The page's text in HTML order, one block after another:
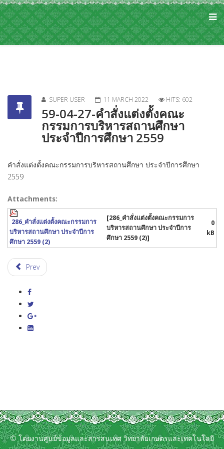
SUPER USER 11 MARCH 2022 HITS: 602
59-04-27-คำสั่งแต่งตั้งคณะ
กรรมการบริหารสถานศึกษา
ประจำปีการศึกษา 2559
คำสั่งแต่งตั้งคณะกรรมการบริหารสถานศึกษา ประจำปีการศึกษา
2559
Attachments:
286_คำสั่งแต่งตั้งคณะกรรมการ
บริหารสถานศึกษา ประจำปีการ
ศึกษา 2559 (2)
[286_คำสั่งแต่งตั้งคณะกรรมการ
บริหารสถานศึกษา ประจำปีการ
ศึกษา 2559 (2)]
0
kB
Prev
© โดยงานศูนย์ข้อมูลและสารสนเทศ วิทยาลัยเกษตรและเทคโนโลยี